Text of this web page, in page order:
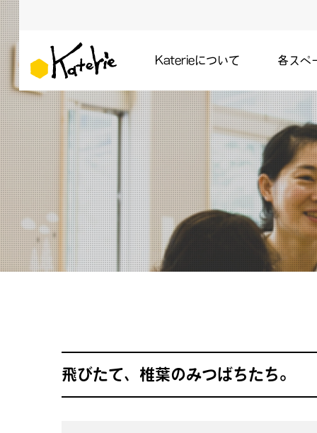
Katerieについて 各スペ
飛びたて、椎葉のみつばちたち。